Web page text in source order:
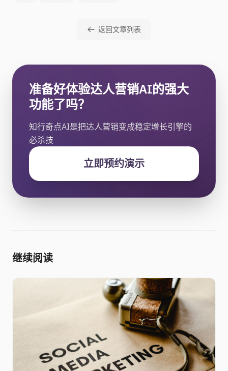
返回文章列表
准备好体验达人营销AI的强大
功能了吗？
知行奇点AI是把达人营销变成稳定增长引擎的
必杀技
立即预约演示
继续阅读